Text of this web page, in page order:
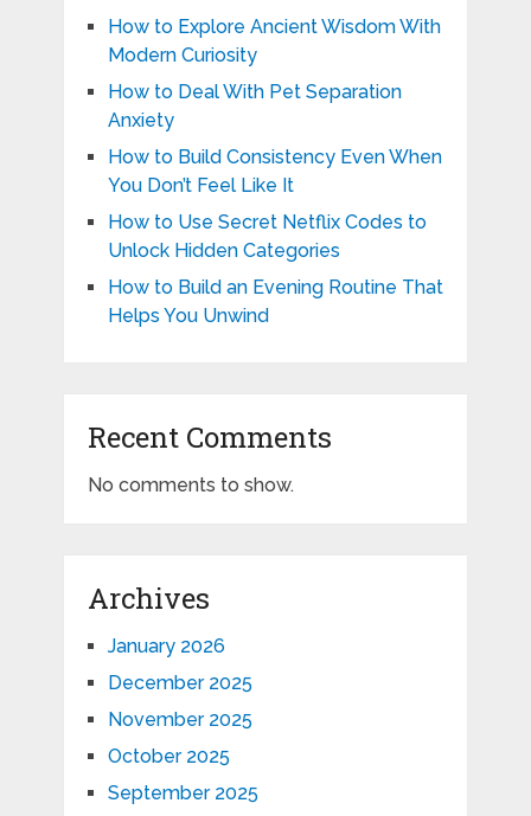
How to Explore Ancient Wisdom With
Modern Curiosity
How to Deal With Pet Separation
Anxiety
How to Build Consistency Even When
You Don’t Feel Like It
How to Use Secret Netflix Codes to
Unlock Hidden Categories
How to Build an Evening Routine That
Helps You Unwind
Recent Comments
No comments to show.
Archives
January 2026
December 2025
November 2025
October 2025
September 2025